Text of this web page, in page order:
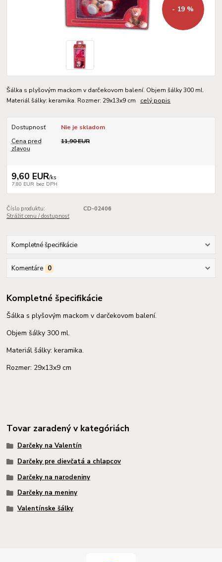
- 19 %
Šálka s plyšovým mackom v darčekovom balení. Objem šálky 300 ml.
Materiál šálky: keramika. Rozmer: 29x13x9 cm celý popis
Dostupnosť
Nie je skladom
Cena pred
zľavou
11,90 EUR
9,60 EUR/ks
7,80 EUR bez DPH
Číslo produktu:
CD-02406
Strážiť cenu / dostupnosť
Kompletné špecifikácie
Komentáre 0
Kompletné špecifikácie
Šálka s plyšovým mackom v darčekovom balení.
Objem šálky 300 ml.
Materiál šálky: keramika.
Rozmer: 29x13x9 cm
Tovar zaradený v kategóriách
Darčeky na Valentín
Darčeky pre dievčatá a chlapcov
Darčeky na narodeniny
Darčeky na meniny
Valentínske šálky